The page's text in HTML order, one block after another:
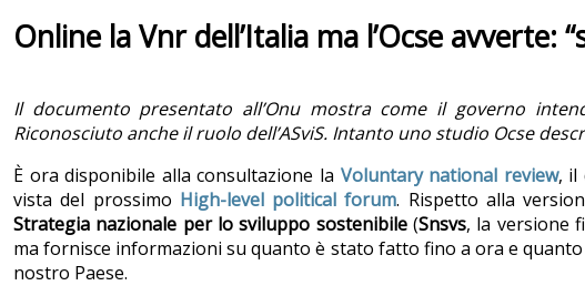
Online la Vnr dell’Italia ma l’Ocse avverte:
Il documento presentato all’Onu mostra come il governo
Riconosciuto anche il ruolo dell’ASviS. Intanto uno studio Ocse
È ora disponibile alla consultazione la Voluntary national review, il
vista del prossimo High-level political forum. Rispetto alla
Strategia nazionale per lo sviluppo sostenibile (Snsvs, la versione
ma fornisce informazioni su quanto è stato fatto fino a ora e
nostro Paese.